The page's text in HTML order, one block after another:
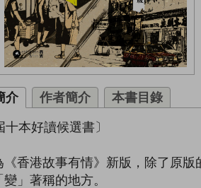
介 作者簡介 本書目錄
十本好讀候選書〕
《香港故事有情》新版，除了原
」著稱的地方。